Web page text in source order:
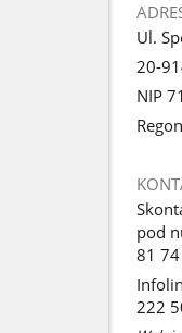
Ul.
20-
NIP
pod
81
222